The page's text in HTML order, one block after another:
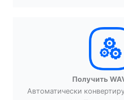
Получить
Автоматически